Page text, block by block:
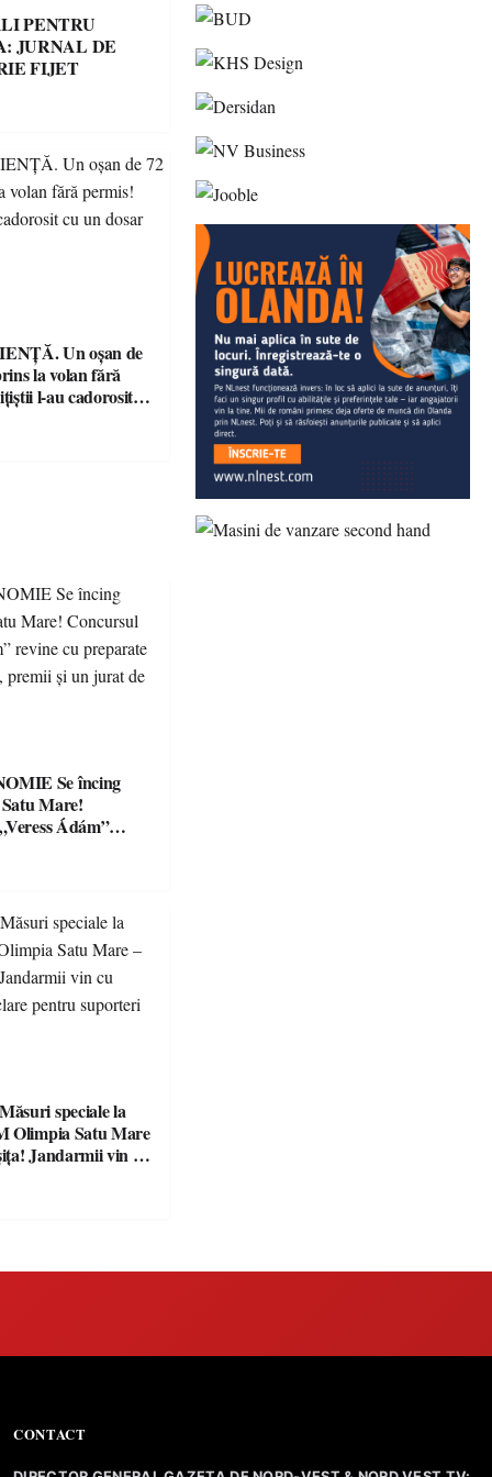
PENTRU
JURNAL DE
FIJET
Un oșan de
la volan fără
l-au cadorosit
Se încing
Mare!
Ádám”
premii și un jurat
speciale la
Olimpia Satu Mare
Jandarmii vin cu
CONTACT